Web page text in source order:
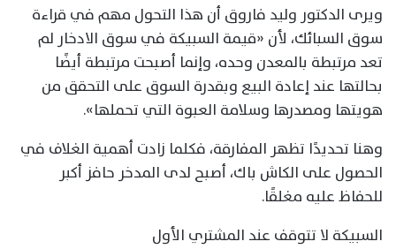
ويرى الدكتور وليد فاروق أن هذا التحول مهم في قراءة
سوق السبائك، لأن «قيمة السبيكة في سوق الادخار لم
تعد مرتبطة بالمعدن وحده، وإنما أصبحت مرتبطة أيضًا
بحالتها عند إعادة البيع وبقدرة السوق على التحقق من
هويتها ومصدرها وسلامة العبوة التي تحملها».
وهنا تحديدًا تظهر المفارقة، فكلما زادت أهمية الغلاف في
الحصول على الكاش باك، أصبح لدى المدخر حافز أكبر
للحفاظ عليه مغلقًا.
السبيكة لا تتوقف عند المشتري الأول